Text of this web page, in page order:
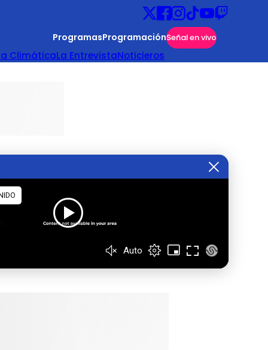
ProgramasProgramaciónSeñal en vivo
ClimáticaLa EntrevistaNoticieros